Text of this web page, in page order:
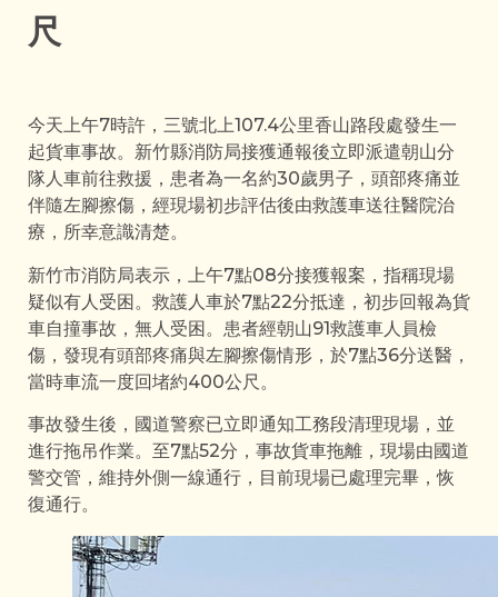
尺
今天上午7時許，三號北上107.4公里香山路段處發生一
起貨車事故。新竹縣消防局接獲通報後立即派遣朝山分
隊人車前往救援，患者為一名約30歲男子，頭部疼痛並
伴隨左腳擦傷，經現場初步評估後由救護車送往醫院治
療，所幸意識清楚。
新竹市消防局表示，上午7點08分接獲報案，指稱現場
疑似有人受困。救護人車於7點22分抵達，初步回報為貨
車自撞事故，無人受困。患者經朝山91救護車人員檢
傷，發現有頭部疼痛與左腳擦傷情形，於7點36分送醫，
當時車流一度回堵約400公尺。
事故發生後，國道警察已立即通知工務段清理現場，並
進行拖吊作業。至7點52分，事故貨車拖離，現場由國道
警交管，維持外側一線通行，目前現場已處理完畢，恢
復通行。